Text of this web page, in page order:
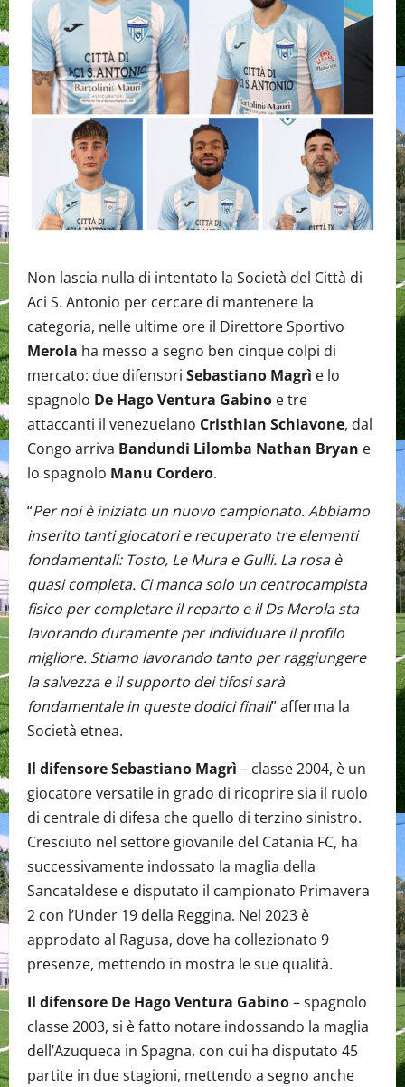
Non lascia nulla di intentato la Società del Città di
Aci S. Antonio per cercare di mantenere la
categoria, nelle ultime ore il Direttore Sportivo
Merola ha messo a segno ben cinque colpi di
mercato: due difensori Sebastiano Magrì e lo
spagnolo De Hago Ventura Gabino e tre
attaccanti il venezuelano Cristhian Schiavone, dal
Congo arriva Bandundi Lilomba Nathan Bryan e
lo spagnolo Manu Cordero.
“Per noi è iniziato un nuovo campionato. Abbiamo
inserito tanti giocatori e recuperato tre elementi
fondamentali: Tosto, Le Mura e Gulli. La rosa è
quasi completa. Ci manca solo un centrocampista
fisico per completare il reparto e il Ds Merola sta
lavorando duramente per individuare il profilo
migliore. Stiamo lavorando tanto per raggiungere
la salvezza e il supporto dei tifosi sarà
fondamentale in queste dodici finali” afferma la
Società etnea.
Il difensore Sebastiano Magrì – classe 2004, è un
giocatore versatile in grado di ricoprire sia il ruolo
di centrale di difesa che quello di terzino sinistro.
Cresciuto nel settore giovanile del Catania FC, ha
successivamente indossato la maglia della
Sancataldese e disputato il campionato Primavera
2 con l’Under 19 della Reggina. Nel 2023 è
approdato al Ragusa, dove ha collezionato 9
presenze, mettendo in mostra le sue qualità.
Il difensore De Hago Ventura Gabino– spagnolo
classe 2003, si è fatto notare indossando la maglia
dell’Azuqueca in Spagna, con cui ha disputato 45
partite in due stagioni, mettendo a segno anche